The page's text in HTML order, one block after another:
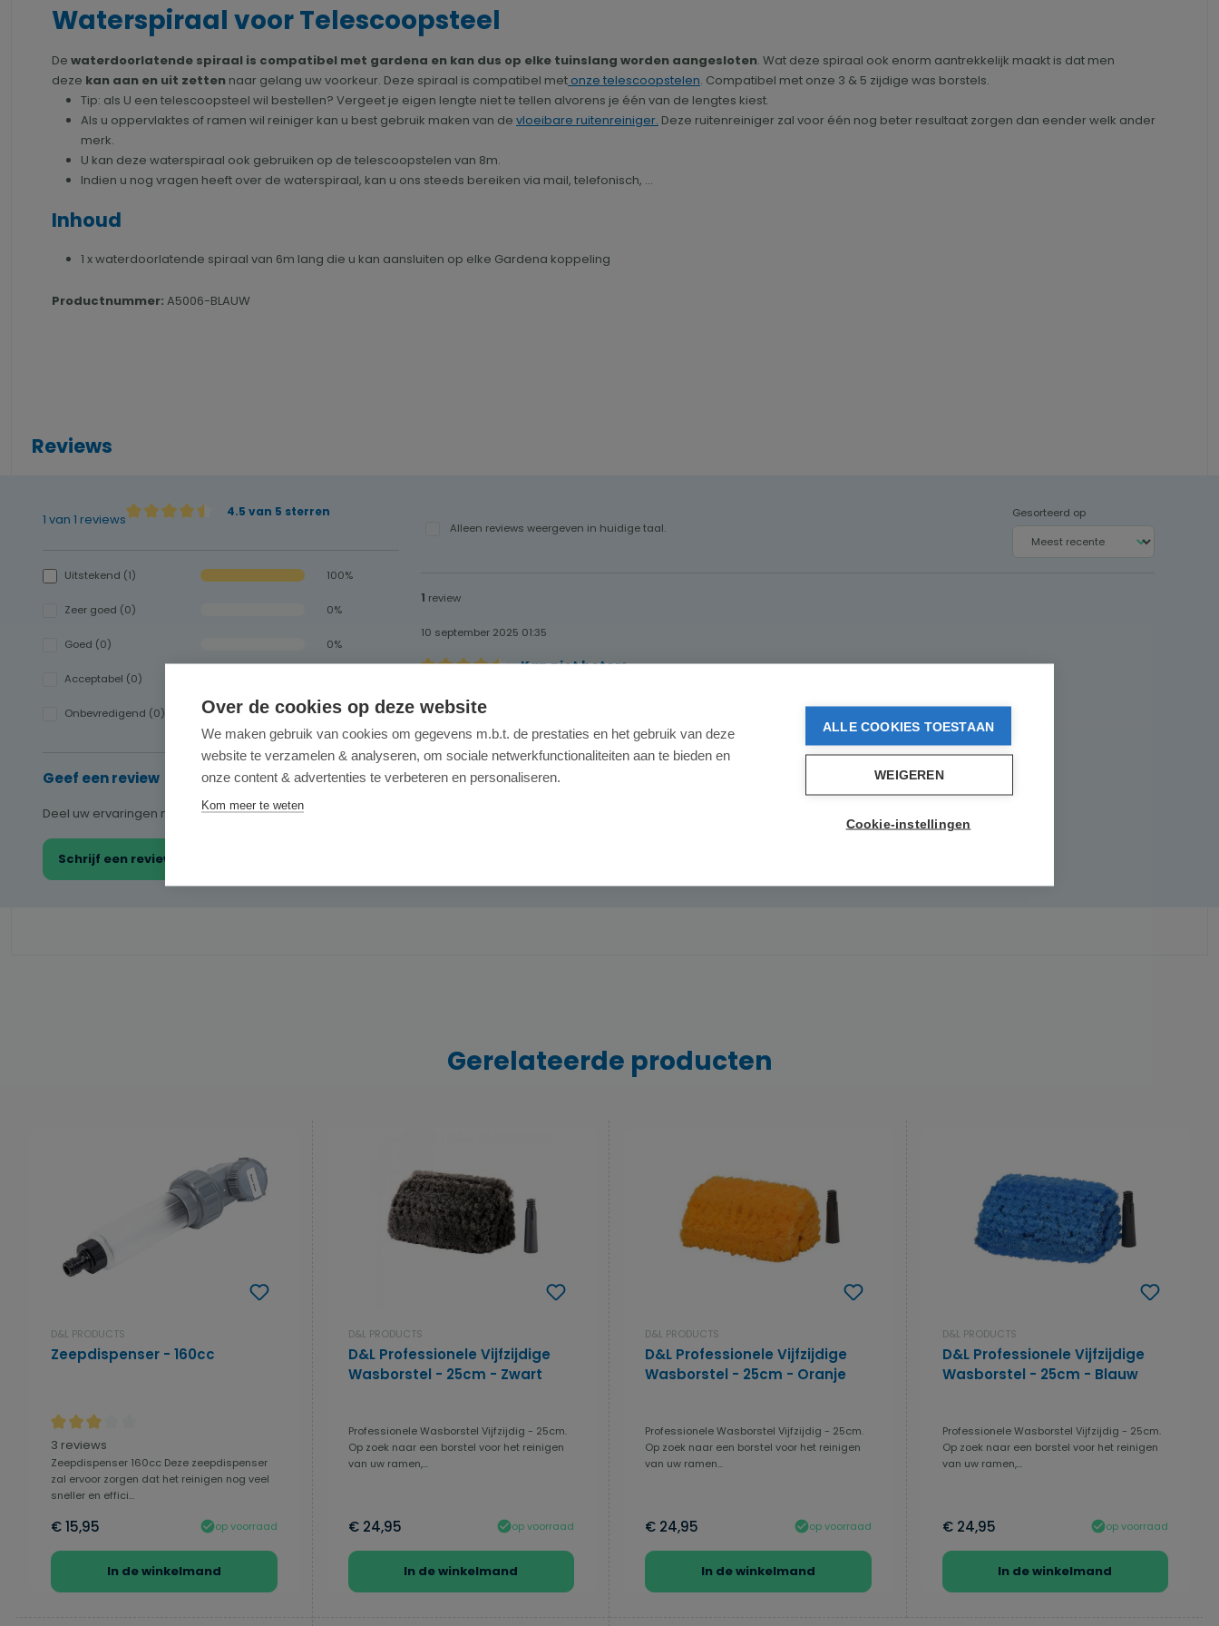
Waterspiraal voor Telescoopsteel
De waterdoorlatende spiraal is compatibel met gardena en kan dus op elke tuinslang worden aangesloten. Wat deze spiraal ook enorm aantrekkelijk maakt is dat men
deze kan aan en uit zetten naar gelang uw voorkeur. Deze spiraal is compatibel met onze telescoopstelen. Compatibel met onze 3 & 5 zijdige was borstels.
Tip: als U een telescoopsteel wil bestellen? Vergeet je eigen lengte niet te tellen alvorens je één van de lengtes kiest.
Als u oppervlaktes of ramen wil reiniger kan u best gebruik maken van de vloeibare ruitenreiniger. Deze ruitenreiniger zal voor één nog beter resultaat zorgen dan eender welk ander
merk.
U kan deze waterspiraal ook gebruiken op de telescoopstelen van 8m.
Indien u nog vragen heeft over de waterspiraal, kan u ons steeds bereiken via mail, telefonisch, ...
Inhoud
1 x waterdoorlatende spiraal van 6m lang die u kan aansluiten op elke Gardena koppeling
Productnummer: A5006-BLAUW
Reviews
1 van 1 reviews 4.5 van 5 sterren
Uitstekend (1) 100%
Zeer goed (0) 0%
Goed (0) 0%
Acceptabel (0)
Onbevredigend (0) 0%
Geef een review
Deel uw ervaringen met andere klanten.
Schrijf een review
Alleen reviews weergeven in huidige taal.
Gesorteerd op
1 review
10 september 2025 01:35
Kan niet beter⁶
Past precies
Gerelateerde producten
D&L PRODUCTS
Zeepdispenser - 160cc
Gemiddelde waardering van 3 van 5 sterren
3 reviews
Zeepdispenser 160cc Deze zeepdispenser
zal ervoor zorgen dat het reinigen nog veel
sneller en effici...
€ 15,95 op voorraad
In de winkelmand
D&L PRODUCTS
D&L Professionele Vijfzijdige
Wasborstel - 25cm - Zwart
Professionele Wasborstel Vijfzijdig - 25cm.
Op zoek naar een borstel voor het reinigen
van uw ramen,...
€ 24,95 op voorraad
In de winkelmand
D&L PRODUCTS
D&L Professionele Vijfzijdige
Wasborstel - 25cm - Oranje
Professionele Wasborstel Vijfzijdig - 25cm.
Op zoek naar een borstel voor het reinigen
van uw ramen...
€ 24,95 op voorraad
In de winkelmand
D&L PRODUCTS
D&L Professionele Vijfzijdige
Wasborstel - 25cm - Blauw
Professionele Wasborstel Vijfzijdig - 25cm.
Op zoek naar een borstel voor het reinigen
van uw ramen,...
€ 24,95 op voorraad
In de winkelmand
Over de cookies op deze website
We maken gebruik van cookies om gegevens m.b.t. de prestaties en het gebruik van deze
website te verzamelen & analyseren, om sociale netwerkfunctionaliteiten aan te bieden en
onze content & advertenties te verbeteren en personaliseren.
Kom meer te weten
ALLE COOKIES TOESTAAN
WEIGEREN
Cookie-instellingen